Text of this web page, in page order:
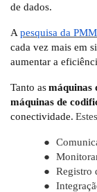
de dados.
Apesquisa da
cada vez mais em
aumentar a
Tanto asmáquinas
máquinas de
conectividade.
●
●
●
Registro
●